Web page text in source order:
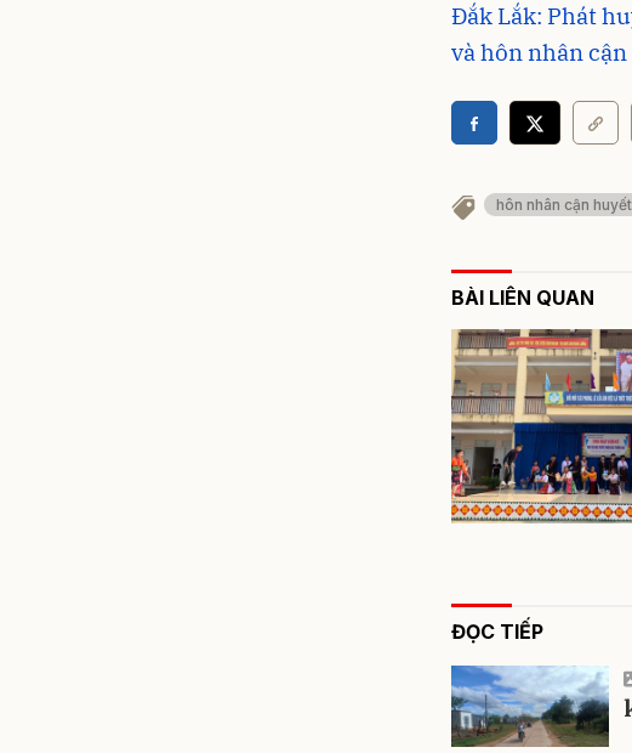
Đắk Lắk: Phát
và hôn nhân
hôn nhân cận huyết
BÀI LIÊN QUAN
ĐỌC TIẾP